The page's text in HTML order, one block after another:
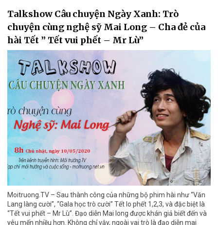
Talkshow Câu chuyện Ngày Xanh: Trò
chuyện cùng nghệ sỹ Mai Long – Cha đẻ của
hài Tết ” Tết vui phết – Mr Lù”
Moitruong.TV – Sau thành công của những bộ phim hài như “Văn
Lang làng cười”, “Gala học trò cười” Tết lo phết 1,2,3, và đặc biệt là
“Tết vui phết – Mr Lù”. Đạo diễn Mai long được khán giả biết đến và
yêu mến nhiều hơn. Không chỉ vậy, ngoài vai trò là đạo diễn mai